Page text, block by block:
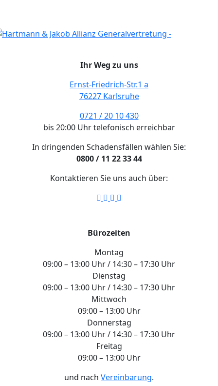
Ihr Weg zu uns
Ernst-Friedrich-Str.1 a
76227 Karlsruhe
0721 / 20 10 430
bis 20:00 Uhr telefonisch erreichbar
In dringenden Schadensfällen wählen Sie:
0800 / 11 22 33 44
Kontaktieren Sie uns auch über:
Bürozeiten
Montag
09:00 – 13:00 Uhr / 14:30 – 17:30 Uhr
Dienstag
09:00 – 13:00 Uhr / 14:30 – 17:30 Uhr
Mittwoch
09:00 – 13:00 Uhr
Donnerstag
09:00 – 13:00 Uhr / 14:30 – 17:30 Uhr
Freitag
09:00 – 13:00 Uhr
und nach Vereinbarung.